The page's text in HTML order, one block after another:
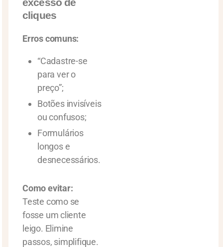
cliques
Erros comuns:
“Cadastre-se
para ver o
preço”;
Botões invisíveis
ou confusos;
Formulários
longos e
desnecessários.
Como evitar:
Teste como se
fosse um cliente
leigo. Elimine
passos, simplifique.